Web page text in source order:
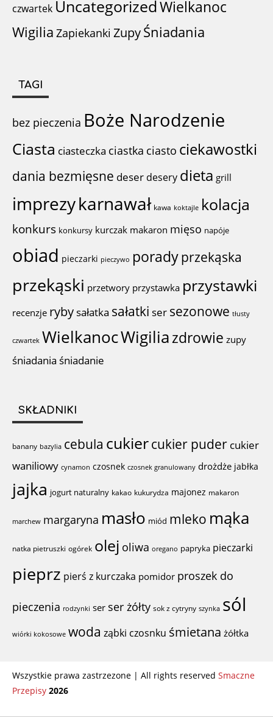
czwartek UncategorizedWielkanoc
Wigilia Zapiekanki ZupyŚniadania
TAGI
bez pieczenia Boże Narodzenie
Ciasta ciasteczka ciastka ciasto ciekawostki
dania bezmięsne deser desery dieta grill
imprezykarnawał kawa koktajle kolacja
konkurs konkursy kurczak makaron mięso napóje
obiad pieczarki pieczywo poradyprzekąska
przekąski przetwory przystawka przystawki
recenzje ryby sałatka sałatki ser sezonowe tłusty
czwartek WielkanocWigiliazdrowie zupy
śniadania śniadanie
SKŁADNIKI
banany bazylia cebula cukiercukier puder cukier
waniliowy cynamon czosnek czosnek granulowany drożdże jabłka
jajka jogurt naturalny kakao kukurydza majonez makaron
marchew margaryna masło miód mleko mąka
natka pietruszki ogórek olej oliwa oregano papryka pieczarki
pieprz pierś z kurczaka pomidor proszek do
pieczenia rodzynki ser ser żółty sok z cytryny szynka sól
wiórki kokosowe woda ząbki czosnku śmietana żółtka
Wszystkie prawa zastrzezone | All rights reserved Smaczne
Przepisy 2026